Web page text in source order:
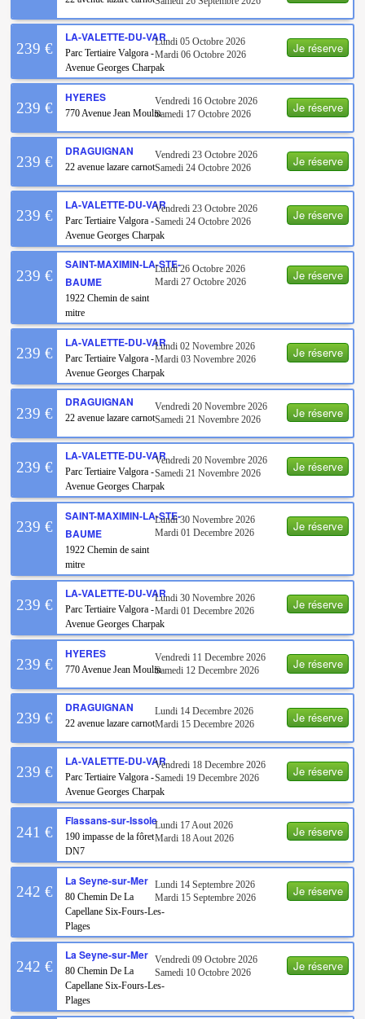
Je réserve
239 €
LA-VALETTE-DU-VAR
Parc Tertiaire Valgora -
Avenue Georges Charpak
Lundi 05 Octobre 2026
Mardi 06 Octobre 2026
Je réserve
239 €
HYERES
770 Avenue Jean Moulin
Vendredi 16 Octobre 2026
Samedi 17 Octobre 2026
Je réserve
239 €
DRAGUIGNAN
22 avenue lazare carnot
Vendredi 23 Octobre 2026
Samedi 24 Octobre 2026
Je réserve
239 €
LA-VALETTE-DU-VAR
Parc Tertiaire Valgora -
Avenue Georges Charpak
Vendredi 23 Octobre 2026
Samedi 24 Octobre 2026
Je réserve
239 €
SAINT-MAXIMIN-LA-STE-
BAUME
1922 Chemin de saint
mitre
Lundi 26 Octobre 2026
Mardi 27 Octobre 2026
Je réserve
239 €
LA-VALETTE-DU-VAR
Parc Tertiaire Valgora -
Avenue Georges Charpak
Lundi 02 Novembre 2026
Mardi 03 Novembre 2026
Je réserve
239 €
DRAGUIGNAN
22 avenue lazare carnot
Vendredi 20 Novembre 2026
Samedi 21 Novembre 2026
Je réserve
239 €
LA-VALETTE-DU-VAR
Parc Tertiaire Valgora -
Avenue Georges Charpak
Vendredi 20 Novembre 2026
Samedi 21 Novembre 2026
Je réserve
239 €
SAINT-MAXIMIN-LA-STE-
BAUME
1922 Chemin de saint
mitre
Lundi 30 Novembre 2026
Mardi 01 Decembre 2026
Je réserve
239 €
LA-VALETTE-DU-VAR
Parc Tertiaire Valgora -
Avenue Georges Charpak
Lundi 30 Novembre 2026
Mardi 01 Decembre 2026
Je réserve
239 €
HYERES
770 Avenue Jean Moulin
Vendredi 11 Decembre 2026
Samedi 12 Decembre 2026
Je réserve
239 €
DRAGUIGNAN
22 avenue lazare carnot
Lundi 14 Decembre 2026
Mardi 15 Decembre 2026
Je réserve
239 €
LA-VALETTE-DU-VAR
Parc Tertiaire Valgora -
Avenue Georges Charpak
Vendredi 18 Decembre 2026
Samedi 19 Decembre 2026
Je réserve
241 €
Flassans-sur-Issole
190 impasse de la fôret
DN7
Lundi 17 Aout 2026
Mardi 18 Aout 2026
Je réserve
242 €
La Seyne-sur-Mer
80 Chemin De La
Capellane Six-Fours-Les-
Plages
Lundi 14 Septembre 2026
Mardi 15 Septembre 2026
Je réserve
242 €
La Seyne-sur-Mer
80 Chemin De La
Capellane Six-Fours-Les-
Plages
Vendredi 09 Octobre 2026
Samedi 10 Octobre 2026